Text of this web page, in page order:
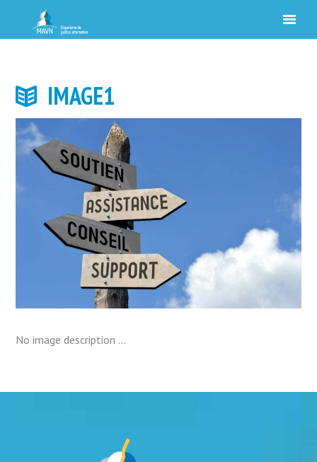
IMAGE1
No image description ...